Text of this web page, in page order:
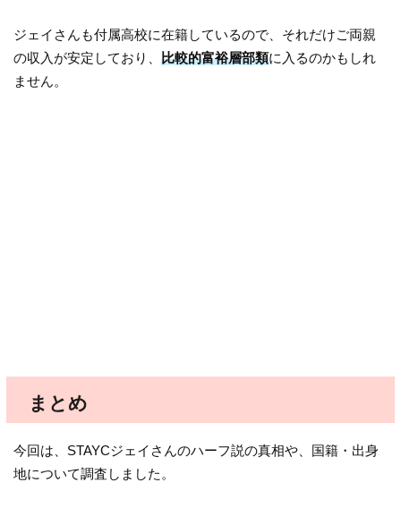
ジェイさんも付属高校に在籍しているので、それだけご両親
の収入が安定しており、比較的富裕層部類に入るのかもしれ
ません。
まとめ
今回は、STAYCジェイさんのハーフ説の真相や、国籍・出身
地について調査しました。